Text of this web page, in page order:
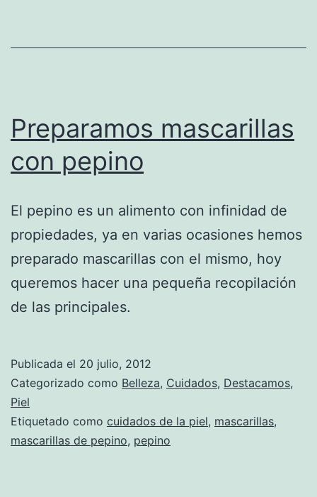
Preparamos mascarillas
con pepino
El pepino es un alimento con infinidad de
propiedades, ya en varias ocasiones hemos
preparado mascarillas con el mismo, hoy
queremos hacer una pequeña recopilación
de las principales.
Publicada el 20 julio, 2012
Categorizado como Belleza, Cuidados, Destacamos,
Piel
Etiquetado como cuidados de la piel, mascarillas,
mascarillas de pepino, pepino